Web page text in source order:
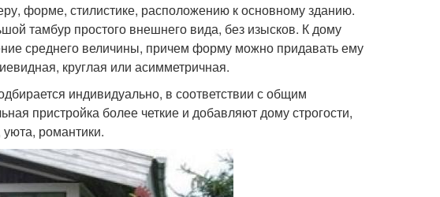
форме, стилистике, расположению к основному зданию.
тамбур простого внешнего вида, без изысков. К дому
среднего величины, причем форму можно придавать ему
круглая или асимметричная.
индивидуально, в соответствии с общим
пристройка более четкие и добавляют дому строгости,
уюта, романтики.